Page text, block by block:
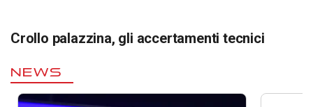
Crollo palazzina, gli accertamenti tecnici
NEWS